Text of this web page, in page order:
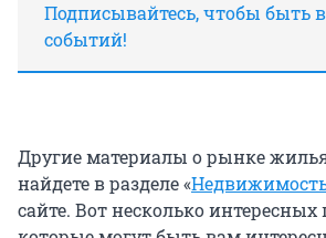
Подписывайтесь, чтобы быть
событий!
Другие материалы о рынке
найдете в разделе «
сайте. Вот несколько